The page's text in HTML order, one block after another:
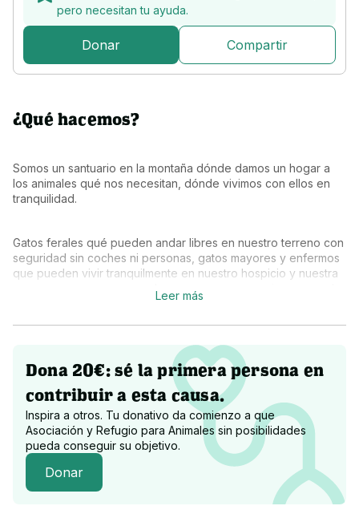
pero necesitan tu ayuda.
Donar Compartir
¿Qué hacemos?
Somos un santuario en la montaña dónde damos un hogar a
los animales qué nos necesitan, dónde vivimos con ellos en
tranquilidad.
Gatos ferales qué pueden andar libres en nuestro terreno con
seguridad sin coches ni personas, gatos mayores y enfermos
que pueden vivir tranquilmente en nuestro hospicio y nuestra
casa, perros mayores con los que paseamos varias veces al
día por la montaña, perros que eran abandonados en las
¿A qué destinamos la recaudación?
Comprar pienso, pagar facturas del veterinario, etc...
Leer más
Dona 20€: sé la primera persona en
contribuir a esta causa.
Inspira a otros. Tu donativo da comienzo a que
Asociación y Refugio para Animales sin posibilidades
pueda conseguir su objetivo.
Donar